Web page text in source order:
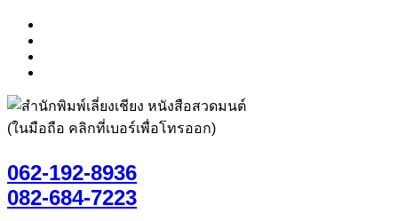
(ในมือถือ คลิกที่เบอร์เพื่อโทรออก)
062-192-8936
082-684-7223